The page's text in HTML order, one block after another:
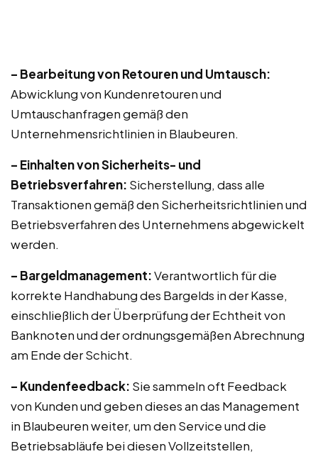
– Bearbeitung von Retouren und Umtausch:
Abwicklung von Kundenretouren und
Umtauschanfragen gemäß den
Unternehmensrichtlinien in Blaubeuren.
– Einhalten von Sicherheits- und
Betriebsverfahren: Sicherstellung, dass alle
Transaktionen gemäß den Sicherheitsrichtlinien und
Betriebsverfahren des Unternehmens abgewickelt
werden.
– Bargeldmanagement:Verantwortlich für die
korrekte Handhabung des Bargelds in der Kasse,
einschließlich der Überprüfung der Echtheit von
Banknoten und der ordnungsgemäßen Abrechnung
am Ende der Schicht.
– Kundenfeedback: Sie sammeln oft Feedback
von Kunden und geben dieses an das Management
in Blaubeuren weiter, um den Service und die
Betriebsabläufe bei diesen Vollzeitstellen,